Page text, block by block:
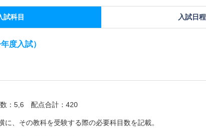
試科目 入試日程
度入試）
：5,6 配点合計：420
、その教科を受験する際の必要科目数を記載。